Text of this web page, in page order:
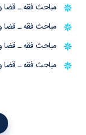
مباحث فقه ـ قضا و
مباحث فقه ـ قضا و
مباحث فقه ـ قضا و
مباحث فقه ـ قضا و